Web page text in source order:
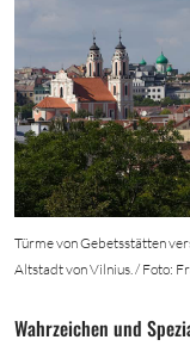
Türme von Gebetsstätten
Altstadt von Vilnius. / Foto:
Wahrzeichen und